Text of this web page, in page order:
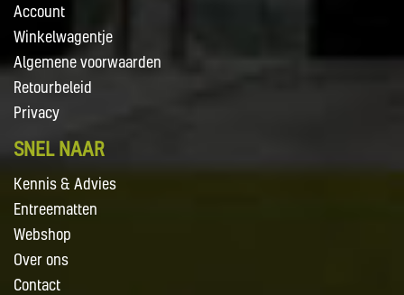
Account
Winkelwagentje
Algemene voorwaarden
Retourbeleid
Privacy
SNEL NAAR
Kennis & Advies
Entreematten
Webshop
Over ons
Contact